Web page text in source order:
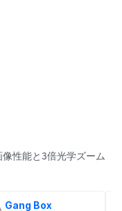
性能と3倍光学ズーム
Gang Box